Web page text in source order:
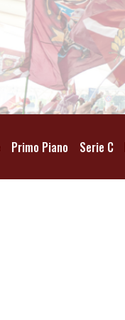
Primo Piano Serie C